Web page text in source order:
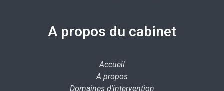
A propos du cabinet
Accueil
A propos
Domaines d'intervention